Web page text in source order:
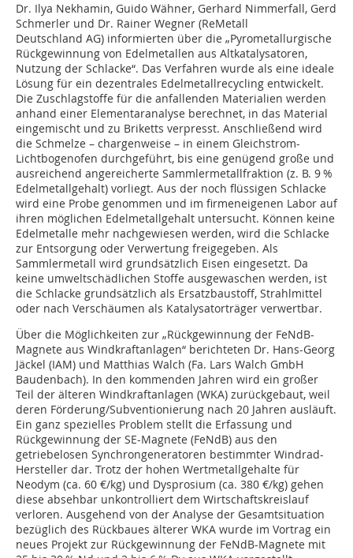
Dr. Ilya Nekhamin, Guido Wähner, Gerhard Nimmerfall, Gerd
Schmerler und Dr. Rainer Wegner (ReMetall
Deutschland AG) informierten über die „Pyrometallurgische
Rückgewinnung von Edelmetallen aus Altkatalysatoren,
Nutzung der Schlacke“. Das Verfahren wurde als eine ideale
Lösung für ein dezentrales Edelmetallrecycling entwickelt.
Die Zuschlagstoffe für die anfallenden Materialien werden
anhand einer Elementaranalyse berechnet, in das Material
eingemischt und zu Briketts verpresst. Anschließend wird
die Schmelze – chargenweise – in einem Gleichstrom-
Lichtbogenofen durchgeführt, bis eine genügend große und
ausreichend angereicherte Sammlermetallfraktion (z. B. 9 %
Edelmetallgehalt) vorliegt. Aus der noch flüssigen Schlacke
wird eine Probe genommen und im firmen­eigenen Labor auf
ihren möglichen Edelmetallgehalt untersucht. Können keine
Edelmetalle mehr nachgewiesen werden, wird die Schlacke
zur Entsorgung oder Verwertung freigegeben. Als
Sammlermetall wird grundsätzlich Eisen eingesetzt. Da
keine umweltschädlichen Stoffe ausgewaschen werden, ist
die Schlacke grundsätzlich als Ersatzbaustoff, Strahlmittel
oder nach Verschäumen als Katalysatorträger verwertbar.
Über die Möglichkeiten zur „Rückgewinnung der FeNdB-
Magnete aus Windkraftanlagen“ berichteten Dr. Hans-Georg
Jäckel (IAM) und Matthias Walch (Fa. Lars Walch GmbH
Baudenbach). In den kommenden Jahren wird ein großer
Teil der älteren Windkraftanlagen (WKA) zurückgebaut, weil
deren Förderung/Subventionierung nach 20 Jahren ausläuft.
Ein ganz spezielles Problem stellt die Erfassung und
Rückgewinnung der SE-Magnete (FeNdB) aus den
getriebelosen Synchrongeneratoren bestimmter Windrad-
Hersteller dar. Trotz der hohen Wertmetallgehalte für
Neodym (ca. 60 €/kg) und Dysprosium (ca. 380 €/kg) gehen
diese absehbar unkontrolliert dem Wirtschaftskreislauf
verloren. Ausgehend von der Analyse der Gesamtsituation
bezüglich des Rückbaues älterer WKA wurde im Vortrag ein
neues Projekt zur Rückgewinnung der FeNdB-Magnete mit